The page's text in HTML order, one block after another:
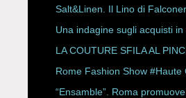
Salt&Linen. Il Lino di
Una indagine sugli acquisti in
LA COUTURE SFILA AL
CON ALESSANDRO
ROBERTA ANGELILLI
Rome Fashion Show #Haute
“Ensamble”. Roma